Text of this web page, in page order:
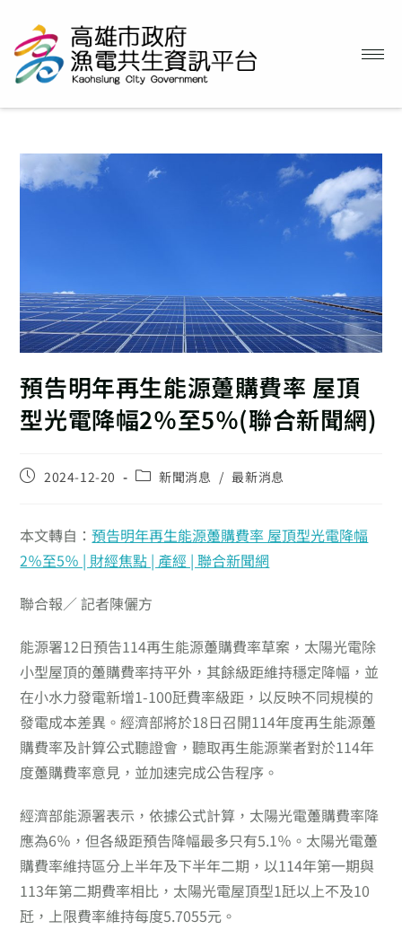
預告明年再生能源躉購費率 屋頂
型光電降幅2％至5％(聯合新聞網)
2024-12-20 新聞消息 / 最新消息
本文轉自：預告明年再生能源躉購費率 屋頂型光電降幅
2％至5％ | 財經焦點 | 產經 | 聯合新聞網
聯合報／ 記者陳儷方
能源署12日預告114再生能源躉購費率草案，太陽光電除
小型屋頂的躉購費率持平外，其餘級距維持穩定降幅，並
在小水力發電新增1-100瓩費率級距，以反映不同規模的
發電成本差異。經濟部將於18日召開114年度再生能源躉
購費率及計算公式聽證會，聽取再生能源業者對於114年
度躉購費率意見，並加速完成公告程序。
經濟部能源署表示，依據公式計算，太陽光電躉購費率降
應為6％，但各級距預告降幅最多只有5.1％。太陽光電躉
購費率維持區分上半年及下半年二期，以114年第一期與
113年第二期費率相比，太陽光電屋頂型1瓩以上不及10
瓩，上限費率維持每度5.7055元。